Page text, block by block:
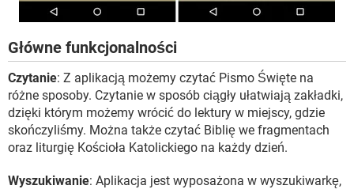
Główne funkcjonalności
Czytanie: Z aplikacją możemy czytać Pismo Święte na
różne sposoby. Czytanie w sposób ciągły ułatwiają zakładki,
dzięki którym możemy wrócić do lektury w miejscy, gdzie
skończyliśmy. Można także czytać Biblię we fragmentach
oraz liturgię Kościoła Katolickiego na każdy dzień.
Wyszukiwanie: Aplikacja jest wyposażona w wyszukiwarkę,